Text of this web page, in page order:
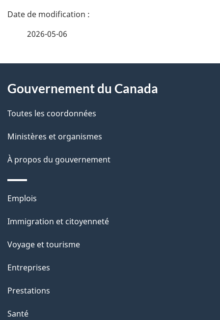
D
i
l
s
d
e
l
a
p
a
g
e
2026-05-06
propos
de
ce
site
Gouvernement du Canada
Toutes les coordonnées
Ministères et organismes
À propos du gouvernement
Thèmes
sujets
Emplois
Immigration et citoyenneté
Voyage et tourisme
Entreprises
Prestations
Santé